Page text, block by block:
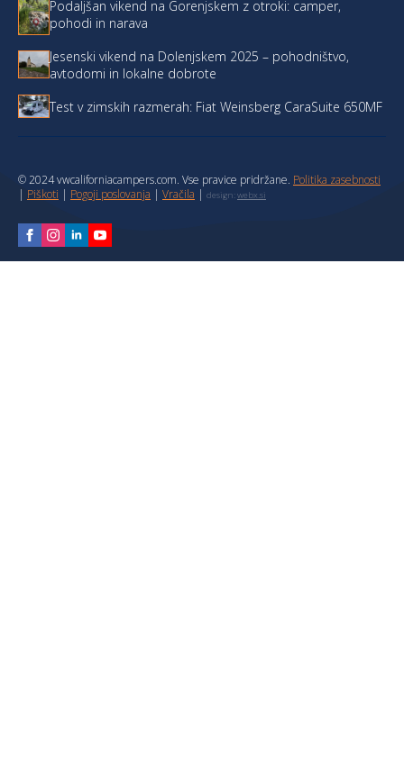
Podaljšan vikend na Gorenjskem z otroki: camper,
pohodi in narava
Jesenski vikend na Dolenjskem 2025 – pohodništvo,
avtodomi in lokalne dobrote
Test v zimskih razmerah: Fiat Weinsberg CaraSuite 650MF
© 2024 vwcaliforniacampers.com. Vse pravice pridržane. Politika zasebnosti
Piškoti Pogoji poslovanja Vračila design:webx.si